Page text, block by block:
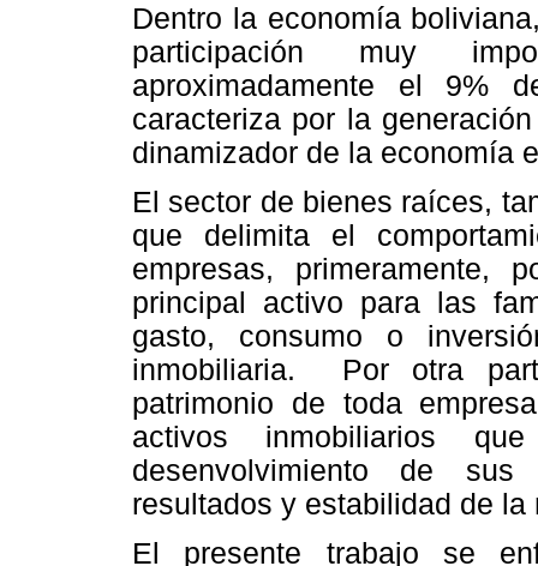
Dentro la economía
participación muy
aproximadamente el 9%
caracteriza por la
dinamizador de la economía
El sector de bienes raíces,
que delimita el
empresas, primeramente,
principal activo para las
gasto, consumo o
inmobiliaria. Por otra
patrimonio de toda
activos inmobiliarios
desenvolvimiento de
resultados y estabilidad de la
El presente trabajo se